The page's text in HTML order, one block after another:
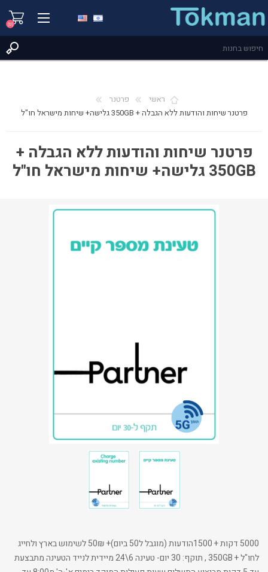
(0)
ראשי
פרטנר
פרטנר שיחות והודעות ללא הגבלה + 350GB גלישה+ שיחות מישראל חו"ל
פרטנר שיחות והודעות ללא הגבלה +
350GB גלישה+ שיחות מישראל חו"ל
5000 דקות + 1500הודעות (מוגבל ל50 ביום)+ 50₪ לשימוש בארץ ולחייג
לחו"ל + 350GB , תוקף: 30 יום- טעינה 6\24 מיידית לנייד הטעינה מתבצעת